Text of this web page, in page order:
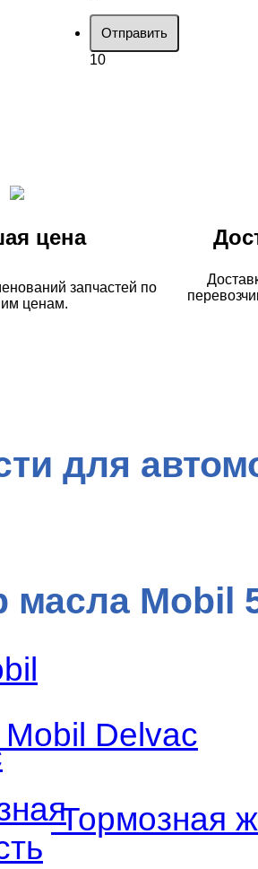
Отправить
10
цена
запчастей по
ценам.
для
Mobil
Mobil Delvac
Тормозная